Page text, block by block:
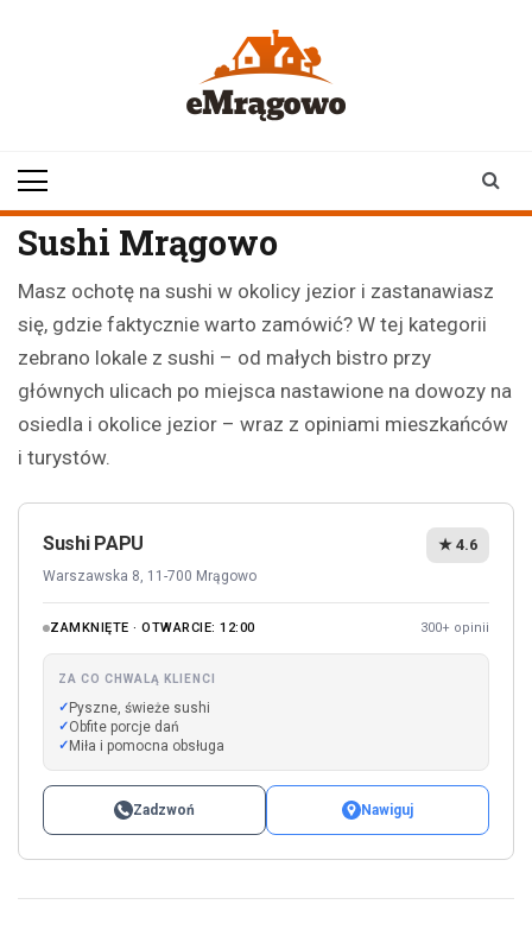
Sushi Mrągowo
Masz ochotę na sushi w okolicy jezior i zastanawiasz
się, gdzie faktycznie warto zamówić? W tej kategorii
zebrano lokale z sushi – od małych bistro przy
głównych ulicach po miejsca nastawione na dowozy na
osiedla i okolice jezior – wraz z opiniami mieszkańców
i turystów.
Sushi PAPU
Warszawska 8, 11-700 Mrągowo
★ 4.6
ZAMKNIĘTE · OTWARCIE: 12:00 300+ opinii
ZA CO CHWALĄ KLIENCI
Pyszne, świeże sushi
Obfite porcje dań
Miła i pomocna obsługa
Zadzwoń Nawiguj